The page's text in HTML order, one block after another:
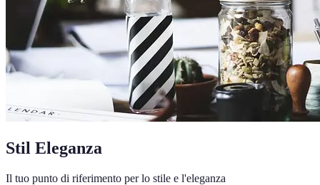
Stil Eleganza
Il tuo punto di riferimento per lo stile e l'eleganza